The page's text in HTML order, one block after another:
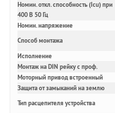
Номин. откл. способность (Icu) при
400 В 50 Гц
Номин. напряжение
Способ монтажа
Исполнение
Монтаж на DIN рейку с проф.
Моторный привод встроенный
Защита от замыканий на землю
Тип расцепителя устройства